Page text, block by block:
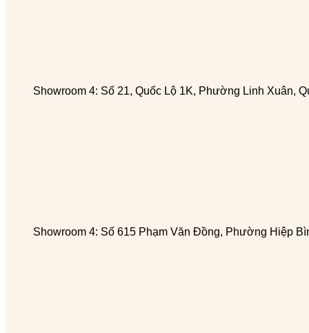
Showroom 4: Số 21, Quốc Lộ 1K, Phường Linh Xuân,
Showroom 4: Số 615 Phạm Văn Đồng, Phường Hiệp